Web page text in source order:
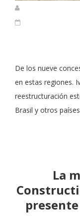
De los nueve
en estas regiones.
reestructuración
Brasil y otros países
La